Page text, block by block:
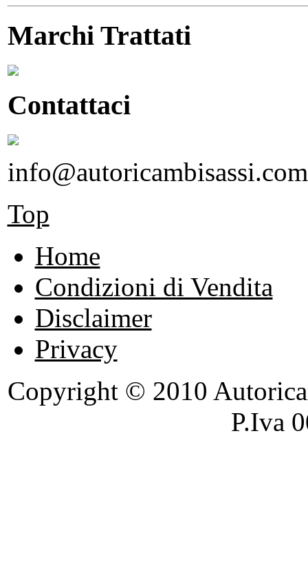
Marchi Trattati
Contattaci
info@autoricambisassi.com
Top
Home
Condizioni di Vendita
Disclaimer
Privacy
Copyright © 2010
P.Iva